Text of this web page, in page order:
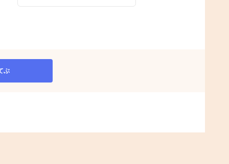
ぶ